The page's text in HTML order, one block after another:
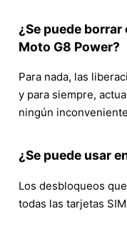
¿Se puede
Moto G8 Power?
Para nada, las
y para siempre,
ningún
¿Se puede usar
Los desbloqueos
todas las tarjetas